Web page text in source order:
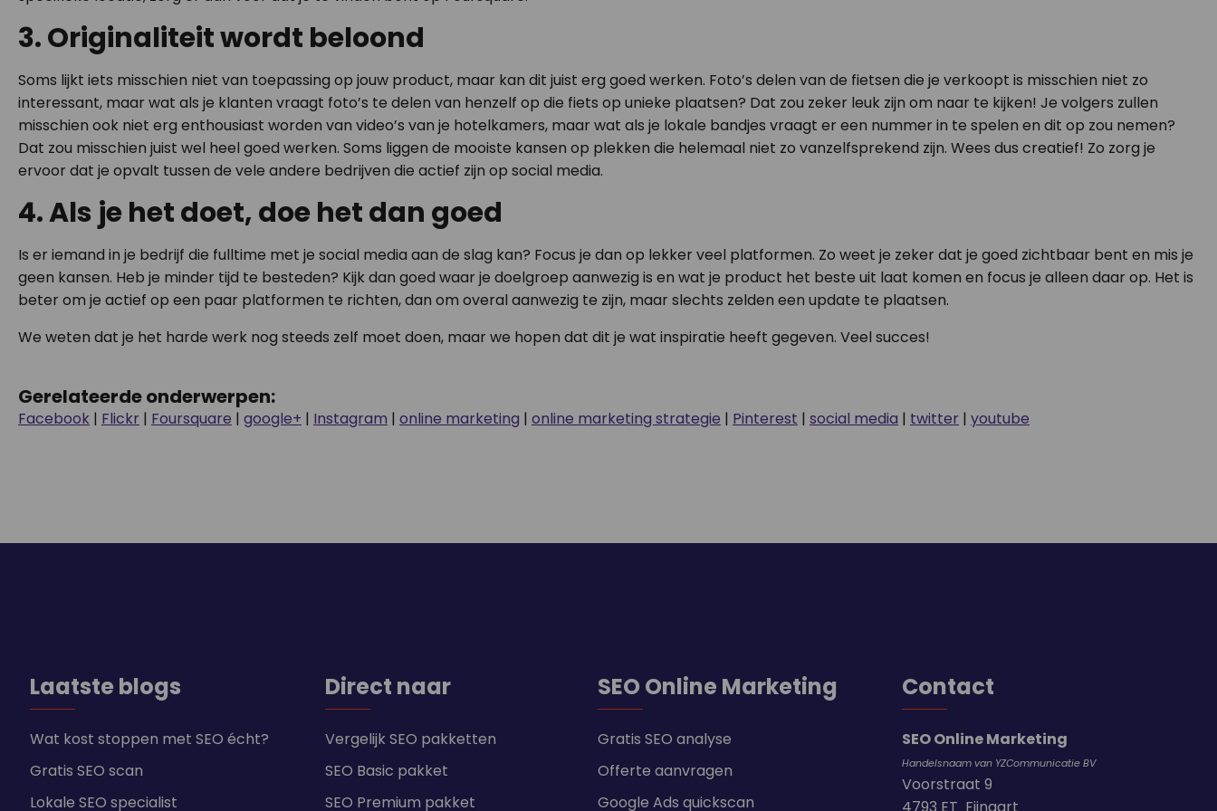
3. Originaliteit wordt beloond
Soms lijkt iets misschien niet van toepassing op jouw product, maar kan dit juist erg goed werken. Foto’s delen van de fietsen die je verkoopt is misschien niet zo
interessant, maar wat als je klanten vraagt foto’s te delen van henzelf op die fiets op unieke plaatsen? Dat zou zeker leuk zijn om naar te kijken! Je volgers zullen
misschien ook niet erg enthousiast worden van video’s van je hotelkamers, maar wat als je lokale bandjes vraagt er een nummer in te spelen en dit op zou nemen?
Dat zou misschien juist wel heel goed werken. Soms liggen de mooiste kansen op plekken die helemaal niet zo vanzelfsprekend zijn. Wees dus creatief! Zo zorg je
ervoor dat je opvalt tussen de vele andere bedrijven die actief zijn op social media.
4. Als je het doet, doe het dan goed
Is er iemand in je bedrijf die fulltime met je social media aan de slag kan? Focus je dan op lekker veel platformen. Zo weet je zeker dat je goed zichtbaar bent en mis je
geen kansen. Heb je minder tijd te besteden? Kijk dan goed waar je doelgroep aanwezig is en wat je product het beste uit laat komen en focus je alleen daar op. Het is
beter om je actief op een paar platformen te richten, dan om overal aanwezig te zijn, maar slechts zelden een update te plaatsen.
We weten dat je het harde werk nog steeds zelf moet doen, maar we hopen dat dit je wat inspiratie heeft gegeven. Veel succes!
Gerelateerde onderwerpen:
Facebook | Flickr | Foursquare | google+ | Instagram | online marketing | online marketing strategie | Pinterest | social media | twitter | youtube
Laatste blogs
Wat kost stoppen met SEO écht?
Gratis SEO scan
Lokale SEO specialist
Direct naar
Vergelijk SEO pakketten
SEO Basic pakket
SEO Premium pakket
SEO Online Marketing
Gratis SEO analyse
Offerte aanvragen
Google Ads quickscan
Contact
SEO Online Marketing
Handelsnaam van YZCommunicatie BV
Voorstraat 9